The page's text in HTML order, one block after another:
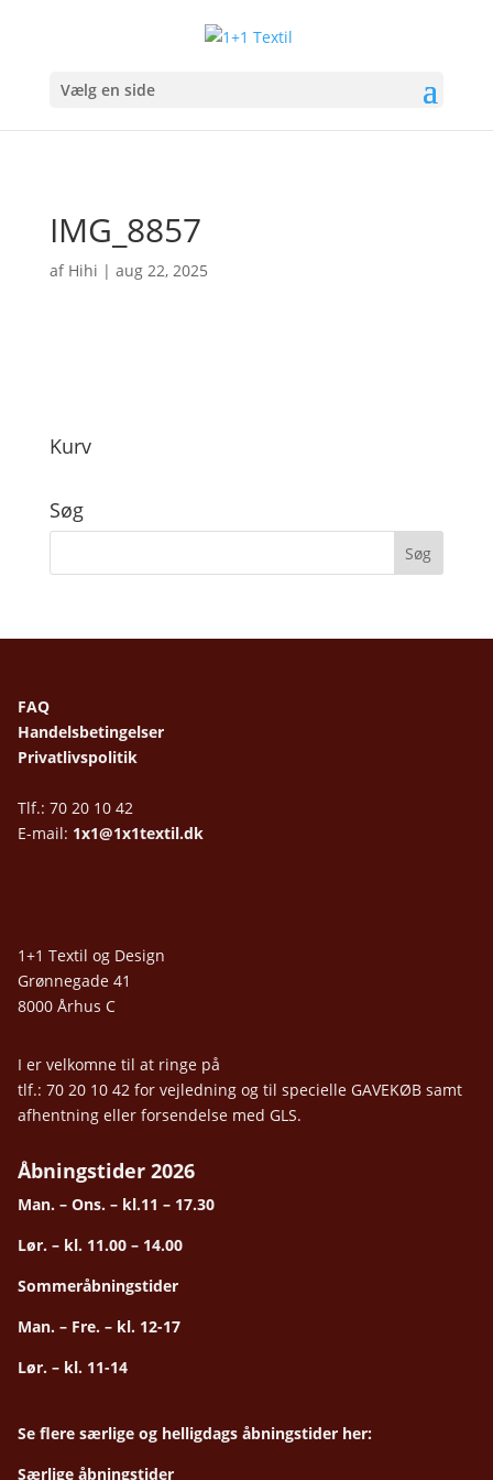
Vælg en side
IMG_8857
af Hihi | aug 22, 2025
Kurv
Søg
FAQ
Handelsbetingelser
Privatlivspolitik
Tlf.: 70 20 10 42
E-mail: 1x1@1x1textil.dk
1+1 Textil og Design
Grønnegade 41
8000 Århus C
I er velkomne til at ringe på
tlf.: 70 20 10 42 for vejledning og til specielle GAVEKØB samt
afhentning eller forsendelse med GLS.
Åbningstider 2026
Man. – Ons. – kl.11 – 17.30
Lør. – kl. 11.00 – 14.00
Sommeråbningstider
Man. – Fre. – kl. 12-17
Lør. – kl. 11-14
Se flere særlige og helligdags åbningstider her:
Særlige åbningstider